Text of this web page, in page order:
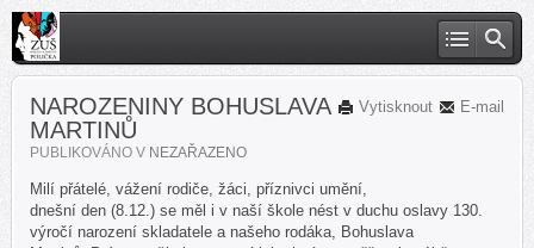
E-mail
Vytisknout
NAROZENINY BOHUSLAVA
MARTINŮ
PUBLIKOVÁNO V NEZAŘAZENO
Milí přátelé, vážení rodiče, žáci, příznivci umění,
dnešní den (8.12.) se měl i v naší škole nést v duchu oslavy 130.
výročí narození skladatele a našeho rodáka, Bohuslava